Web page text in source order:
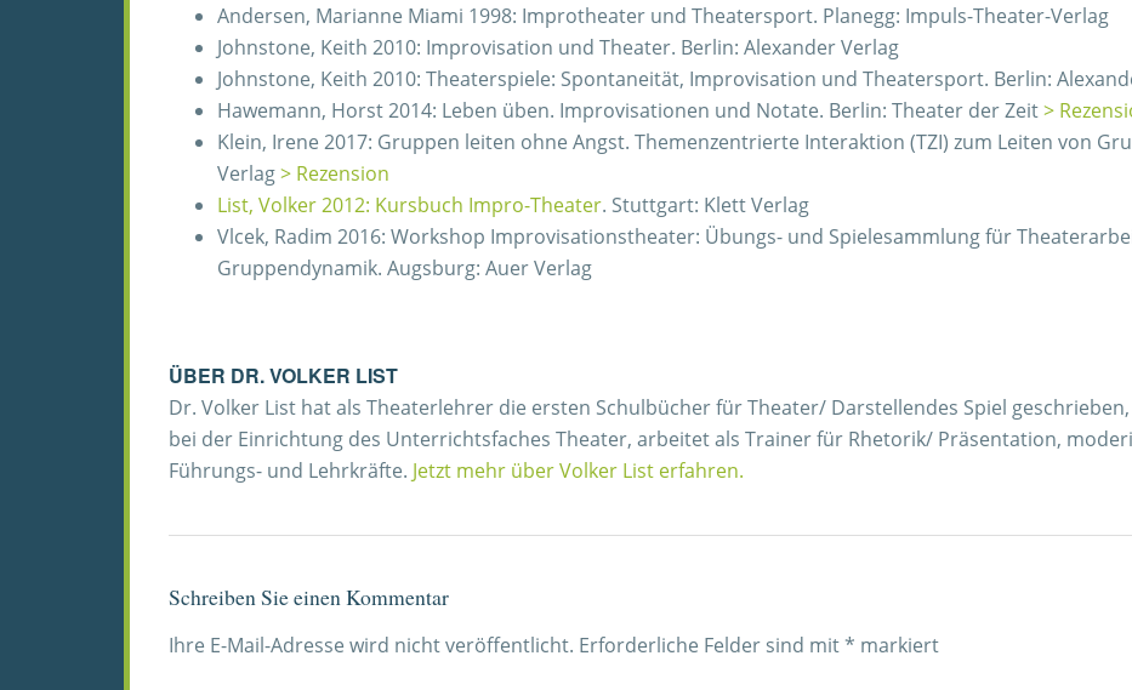
Andersen, Marianne Miami 1998: Improtheater und Theatersport. Planegg: Impuls-Theater-Verlag
Johnstone, Keith 2010: Improvisation und Theater. Berlin: Alexander Verlag
Johnstone, Keith 2010: Theaterspiele: Spontaneität, Improvisation und Theatersport. Berlin:
Hawemann, Horst 2014: Leben üben. Improvisationen und Notate. Berlin: Theater der Zeit>
Klein, Irene 2017: Gruppen leiten ohne Angst. Themenzentrierte Interaktion (TZI) zum Leiten von
Verlag> Rezension
List, Volker 2012: Kursbuch Impro-Theater. Stuttgart: Klett Verlag
Vlcek, Radim 2016: Workshop Improvisationstheater: Übungs- und Spielesammlung für
Gruppendynamik. Augsburg: Auer Verlag
ÜBER DR. VOLKER LIST
Dr. Volker List hat als Theaterlehrer die ersten Schulbücher für Theater/ Darstellendes Spiel
bei der Einrichtung des Unterrichtsfaches Theater, arbeitet als Trainer für Rhetorik/ Präsentation,
Führungs- und Lehrkräfte. Jetzt mehr über Volker List erfahren.
Schreiben Sie einen Kommentar
Ihre E-Mail-Adresse wird nicht veröffentlicht. Erforderliche Felder sind mit* markiert